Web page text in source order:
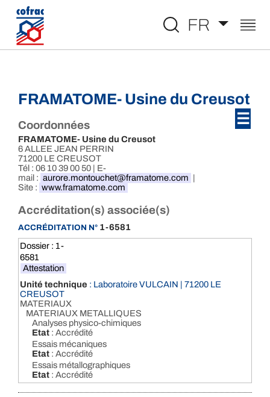
Aller au contenu
FR
FRAMATOME- Usine du Creusot
☰
Coordonnées
FRAMATOME- Usine du Creusot
6 ALLEE JEAN PERRIN
71200 LE CREUSOT
Tél : 06 10 39 00 50 | E-
mail : aurore.montouchet@framatome.com |
Site : www.framatome.com
Accréditation(s) associée(s)
ACCRÉDITATION N° 1-6581
Dossier : 1-
6581
Attestation
Unité technique : Laboratoire VULCAIN | 71200 LE
CREUSOT
MATERIAUX
MATERIAUX METALLIQUES
Analyses physico-chimiques
Etat : Accrédité
Essais mécaniques
Etat : Accrédité
Essais métallographiques
Etat : Accrédité